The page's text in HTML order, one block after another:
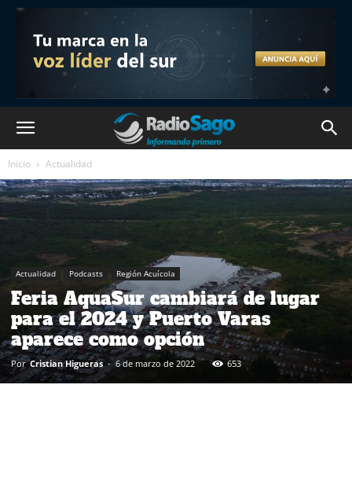
Inicio Actualidad
Actualidad Podcasts Región Acuícola
Feria AquaSur cambiará de lugar
para el 2024 y Puerto Varas
aparece como opción
Por Cristian Higueras - 6 de marzo de 2022 653